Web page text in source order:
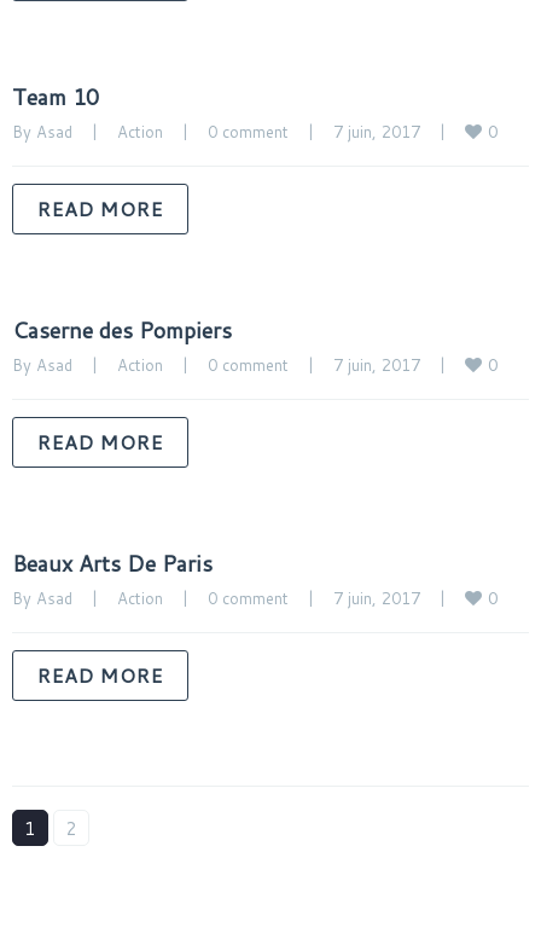
Team 10
By Asad | Action | 0 comment | 7 juin, 2017 | 0
READ MORE
Caserne des Pompiers
By Asad | Action | 0 comment | 7 juin, 2017 | 0
READ MORE
Beaux Arts De Paris
By Asad | Action | 0 comment | 7 juin, 2017 | 0
READ MORE
1 2